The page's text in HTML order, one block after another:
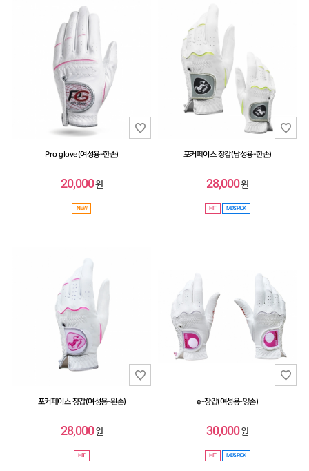
Pro glove(여성용-한손)
20,000원
NEW
포커페이스 장갑(남성용-한손)
28,000원
HIT MD'S PICK
포커페이스 장갑(여성용-왼손)
28,000원
HIT
e-장갑(여성용-양손)
30,000원
HIT MD'S PICK